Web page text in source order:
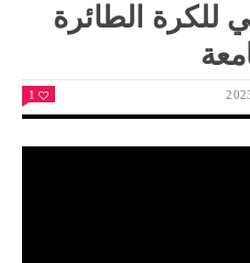
للكرة الطائرة
1